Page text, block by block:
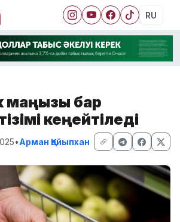
RU
маңызы бар
кеңейтіледі
•Арман Қайыпхан